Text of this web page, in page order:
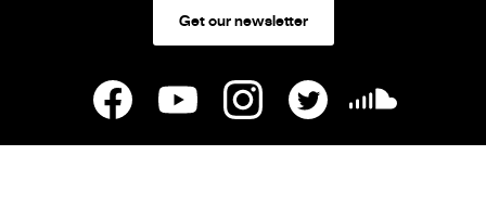
Get our newsletter